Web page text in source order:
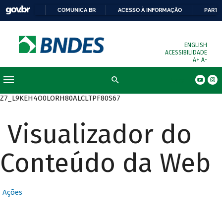
COMUNICA BR ACESSO À INFORMAÇÃO
ENGLISH
ACESSIBILIDADE
A+ A-
Z7_L9KEH4O0LORH80ALCLTPF80S67
Visualizador do
Conteúdo da Web
Ações